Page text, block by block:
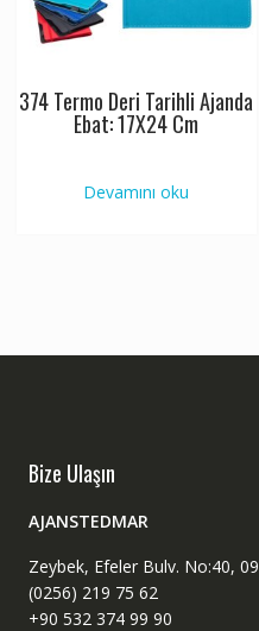
374 Termo Deri Tarihli Ajanda
Ebat: 17X24 Cm
Devamını oku
Bize Ulaşın
AJANSTEDMAR
Zeybek, Efeler Bulv. No:40,
(0256) 219 75 62
+90 532 374 99 90